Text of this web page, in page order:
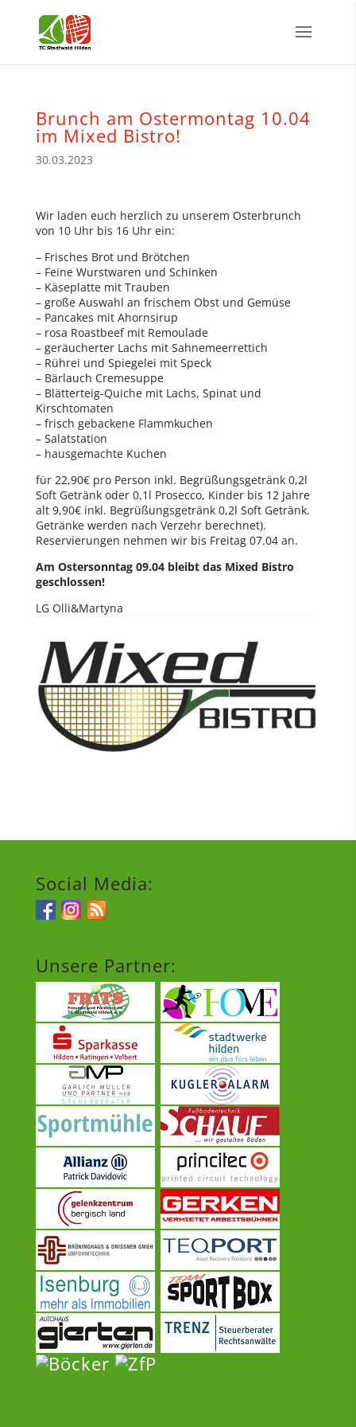
Brunch am Ostermontag 10.04
im Mixed Bistro!
30.03.2023
Wir laden euch herzlich zu unserem Osterbrunch
von 10 Uhr bis 16 Uhr ein:
– Frisches Brot und Brötchen
– Feine Wurstwaren und Schinken
– Käseplatte mit Trauben
– große Auswahl an frischem Obst und Gemüse
– Pancakes mit Ahornsirup
– rosa Roastbeef mit Remoulade
– geräucherter Lachs mit Sahnemeerrettich
– Rührei und Spiegelei mit Speck
– Bärlauch Cremesuppe
– Blätterteig-Quiche mit Lachs, Spinat und
Kirschtomaten
– frisch gebackene Flammkuchen
– Salatstation
– hausgemachte Kuchen
für 22,90€ pro Person inkl. Begrüßungsgetränk 0,2l
Soft Getränk oder 0,1l Prosecco, Kinder bis 12 Jahre
alt 9,90€ inkl. Begrüßungsgetränk 0,2l Soft Getränk.
Getränke werden nach Verzehr berechnet).
Reservierungen nehmen wir bis Freitag 07.04 an.
Am Ostersonntag 09.04 bleibt das Mixed Bistro
geschlossen!
LG Olli&Martyna
Social Media:
Unsere Partner: